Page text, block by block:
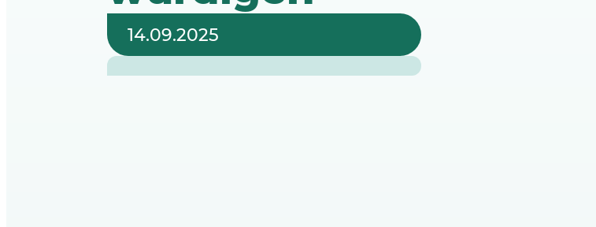
14.09.2025